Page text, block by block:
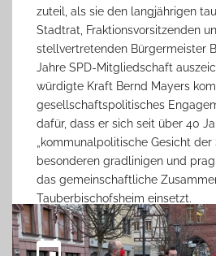
zuteil, als sie den langjährigen
Stadtrat, Fraktionsvorsitzenden
stellvertretenden Bürgermeister
Jahre SPD-Mitgliedschaft
würdigte Kraft Bernd Mayers
gesellschaftspolitisches
dafür, dass er sich seit über 40
„kommunalpolitische Gesicht der
besonderen gradlinigen und
das gemeinschaftliche
Tauberbischofsheim einsetzt.